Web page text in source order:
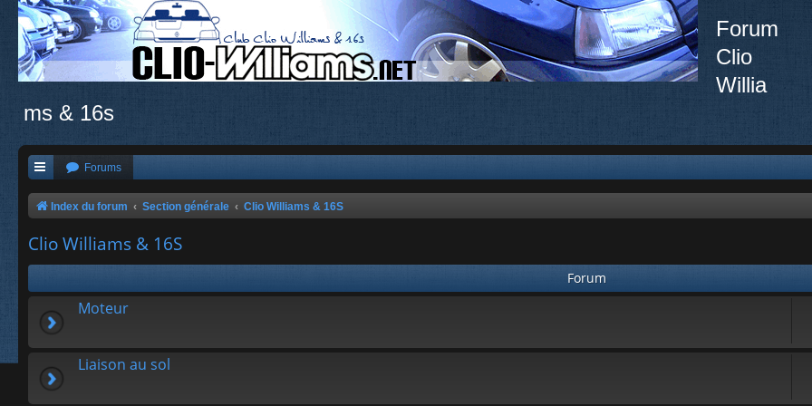
Forum
Clio
Willia
ms & 16s
Forums
Index du forum Section générale Clio Williams & 16S
Clio Williams & 16S
Forum
Moteur
Liaison au sol